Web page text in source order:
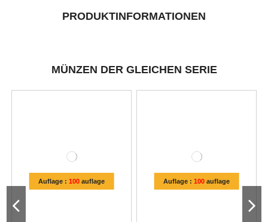
PRODUKTINFORMATIONEN
MÜNZEN DER GLEICHEN SERIE
Auflage : 100auflage Auflage : 100auflage